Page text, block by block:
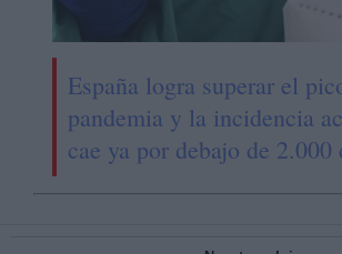
España logra superar el
pandemia y la incidencia
cae ya por debajo de 2.000